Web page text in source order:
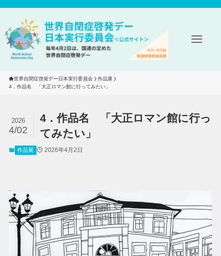
世界自閉症啓発デー日本実行委員会
作品展
4．作品名　「大正ロマン館に行ってみたい」
4．作品名 「大正ロマン館に行っ
てみたい」
2026
4/02
作品展 2026年4月2日